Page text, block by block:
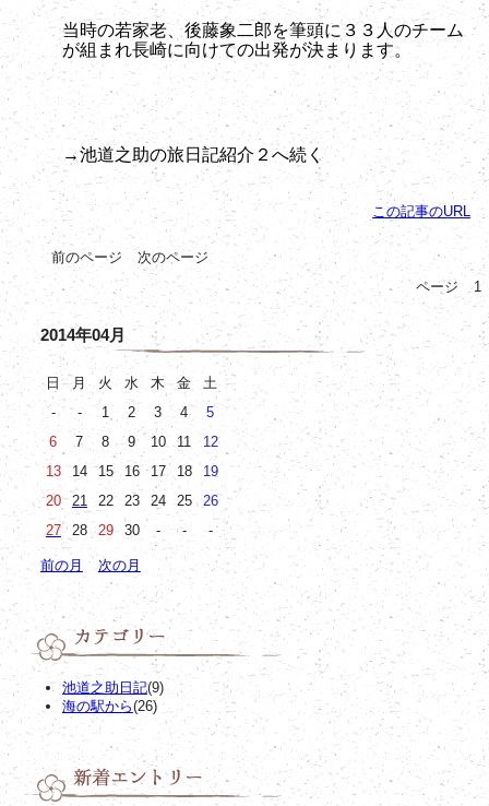
当時の若家老、後藤象二郎を筆頭に３３人のチーム
が組まれ長崎に向けての出発が決まります。
→池道之助の旅日記紹介２ へ続く
この記事のURL
前のページ
次のページ
ページ
1
2014年04月
日 月 火 水 木 金
土
-
- 1 2 3 4
5
6
7 8 9 10 11
12
13
14 15 16 17 18
19
20
21 22 23 24 25
26
27
28 29 30 - - -
前の月 次の月
池道之助日記(9)
海の駅から(26)